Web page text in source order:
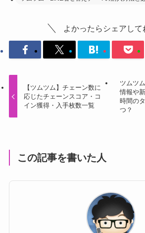
よかったらシェアして
【ツムツム】チェーン数に
応じたチェーンスコア・コ
イン獲得・入手枚数一覧
ツムツ
情報や
時間の
つ？
この記事を書いた人